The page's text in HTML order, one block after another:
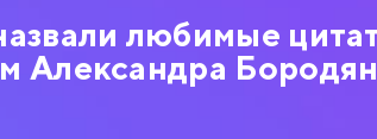
любимые
Александра